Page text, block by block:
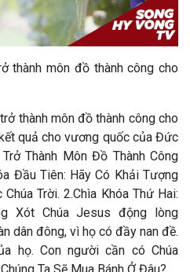
thành môn đồ thành công cho
thành môn đồ thành công cho
quả cho vương quốc của Đức
Thành Môn Đồ Thành Công
Đầu Tiên: Hãy Có Khải Tượng
Trời. 2.Chìa Khóa Thứ Hai:
Xót Chúa Jesus động lòng
dân đông, vì họ có đầy nan đề.
họ. Con người cần có Chúa